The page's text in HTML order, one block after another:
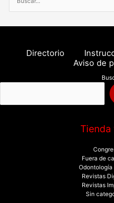
u
s
o
:
Directorio
Aviso de
Fuera de
Odontología
Revistas
Revistas
Sin